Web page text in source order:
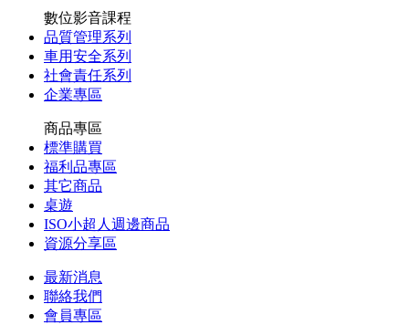
數位影音課程
品質管理系列
車用安全系列
社會責任系列
企業專區
商品專區
標準購買
福利品專區
其它商品
桌遊
ISO小超人週邊商品
資源分享區
最新消息
聯絡我們
會員專區